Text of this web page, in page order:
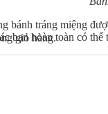
giỏ hàng.
bánh tráng miệng
bạn hoàn toàn có